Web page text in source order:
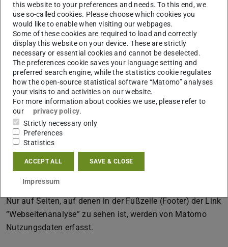
verbessern.
Die von Matomo erfassten Daten werden auf Servern der
TU Darmstadt gespeichert und unter keinen Umständen
an Dritte weitergegeben. Die IP-Adresse wird sofort nach
der Verarbeitung und vor der Speicherung anonymisiert,
die letzten beiden Tupel der IP-Adresse werden nicht
gespeichert. Matomo verwendet zur Analyse der
Benutzung der Webseiten sog. “Cookies”, Textdateien, die
auf Ihrem Computer gespeichert werden. Durch
entsprechende Einstellungen in der Browser-Software
lässt sich die Speicherung von Cookies unterbinden.
Sofern Ihr Browser die “Do-Not-Track”-Technik unterstützt
und Sie diese aktiviert haben, wird ihr Besuch
automatisch ignoriert.
Nur auf Seiten, auf denen in der Fußzeile (Footer) der Link
“Webseitenanalyse” zu sehen ist, werden von Matomo
Nutzungsdaten erfasst.
this website to your preferences and needs. To this end, we
use so-called cookies. Please choose which cookies you
would like to enable when visiting our webpages.
Some of these cookies are required to load and correctly
display this website on your device. These are strictly
necessary or essential cookies and cannot be deselected.
The preferences cookie saves your language setting and
preferred search engine, while the statistics cookie regulates
how the open-source statistical software “Matomo” analyses
your visits to and activities on our website.
For more information about cookies we use, please refer to
our
privacy policy.
Strictly necessary only
Preferences
Statistics
ACCEPT ALL SAVE & CLOSE
Impressum